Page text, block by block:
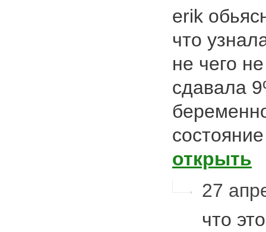
erik
что
не чего
сдавала
открыть
27
что